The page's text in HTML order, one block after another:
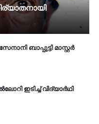
ബാപ്പുട്ടി മാസ്റ്റര്‍
ഇടിച്ച് വിദ്യാര്‍ഥി